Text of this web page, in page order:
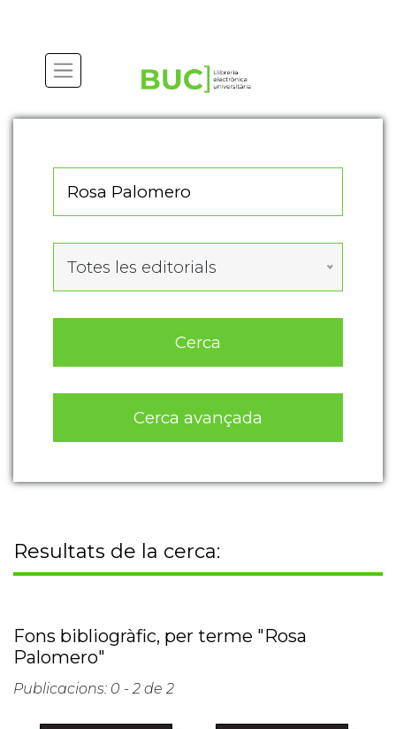
Totes les editorials
Cerca
Cerca avançada
Resultats de la cerca:
Fons bibliogràfic, per terme "Rosa
Palomero"
Publicacions: 0 - 2 de 2